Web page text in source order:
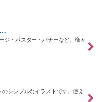
…
ジ・ポスター・バナーなど、様々
シンプルなイラストです。使え